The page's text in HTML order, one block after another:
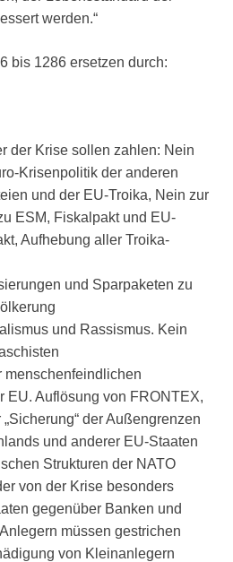
werden.“
bis 1286 ersetzen durch:
der Krise sollen zahlen: Nein
Krisenpolitik der anderen
und der EU-Troika, Nein zur
ESM, Fiskalpakt und EU-
Aufhebung aller Troika-
und Sparpaketen zu
und Rassismus. Kein
menschenfeindlichen
EU. Auflösung von FRONTEX,
der Außengrenzen
und anderer EU-Staaten
Strukturen der NATO
von der Krise besonders
gegenüber Banken und
müssen gestrichen
von Kleinanlegern